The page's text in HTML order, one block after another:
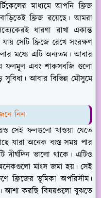
মাধ্যমে আপনি ফ্রিজ
ফ্রিজ রয়েছে। আমরা
ধারণা রাখা একান্ত
সেটি ফ্রিজে রেখে সংরক্ষণ
মধ্যে এটি অন্যতম। আবার
ফলমূল এবং শাকসবজি গুলো
আবার বিভিন্ন মৌসুমে
নিন
সেই ফলগুলো খাওয়া যেতে
যারা অনেক ব্যস্ত সময় পার
ভালো থাকে। এটিও
মাংস জমা হয়। সেই
ফ্রিজের ভূমিকা অপরিসীম।
আশা করছি বিষয়গুলো বুঝতে